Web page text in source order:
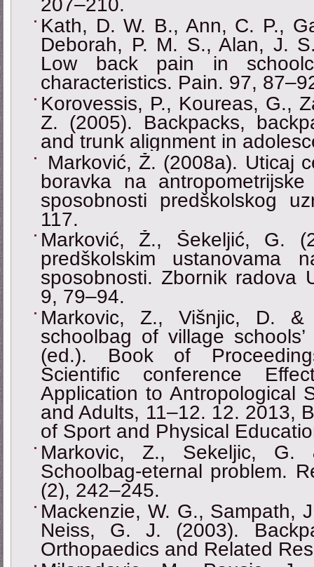
207–210.
Kath, D. W. B., Ann, C. P.,
Deborah, P. M. S., Alan, J.
Low back pain in
characteristics. Pain. 97,
Korovessis, P., Koureas, G.,
Z. (2005). Backpacks,
and trunk alignment in
Marković, Ž. (2008a). Uticaj
boravka na
sposobnosti predškolskog
117.
Marković, Ž., Šekelјić, G.
predškolskim
sposobnosti. Zbornik radova
9, 79–94.
Markovic, Z., Višnjic, D.
schoolbag of village
(ed.). Book of
Scientific conference
Application to Antropological
and Adults, 11–12. 12. 2013,
of Sport and Physical
Markovic, Z., Sekeljic, G.
Schoolbag-eternal problem.
(2), 242–245.
Mackenzie, W. G., Sampath,
Neiss, G. J. (2003).
Orthopaedics and Related